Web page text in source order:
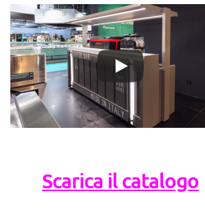
Scarica il catalogo